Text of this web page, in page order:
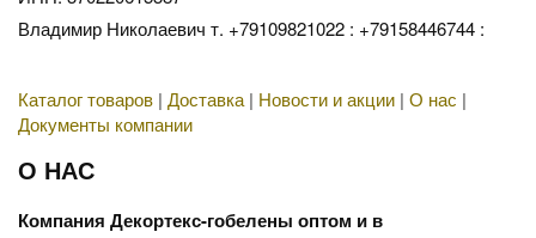
Владимир Николаевич т. +79109821022 : +79158446744 :
Каталог товаров | Доставка | Новости и акции | О нас |
Документы компании
О НАС
Компания Декортекс-гобелены оптом и в